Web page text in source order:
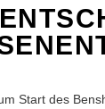
Start des